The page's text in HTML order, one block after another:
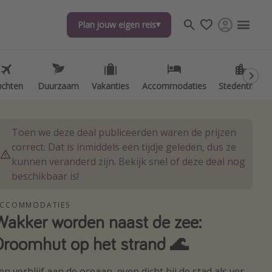
Plan jouw eigen reis
Duurzaam Vakanties Accommodaties Stedentrips
Plan jouw eigen reis
Duurzaam Vakanties Accommodaties Stedentrips
Toen we deze deal publiceerden waren de prijzen
correct. Dat is inmiddels een tijdje geleden, dus ze
kunnen veranderd zijn. Bekijk snel of deze deal nog
beschikbaar is!
worden naast de zee:
op het strand 🌊